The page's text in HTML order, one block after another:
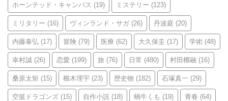
ホーンテッド・キャンパス (19) ミステリー (123)
ミリタリー (16) ヴィンランド・サガ (26) 丹波庭 (20)
内藤泰弘 (17) 冒険 (79) 医療 (62) 大久保圭 (17) 学術 (48)
幸村誠 (26) 恋愛 (199) 旅 (76) 日常 (480) 村田椰融 (16)
桑原太矩 (15) 櫛木理宇 (23) 歴史物 (182) 石塚真一 (29)
空挺ドラゴンズ (15) 自作小説 (18) 蝸牛くも (19) 青春 (64)